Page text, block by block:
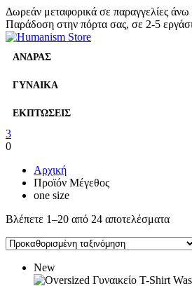
Δωρεάν μεταφορικά σε παραγγελίες
Παράδοση στην πόρτα σας, σε 2-5
ΆΝΔΡΑΣ
ΓΥΝΑΊΚΑ
ΕΚΠΤΏΣΕΙΣ
3
0
Αρχική
Προϊόν Μέγεθος
one size
Βλέπετε 1–20 από 24 αποτελέσματα
New